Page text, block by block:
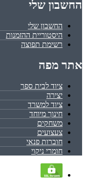
החשבון שלי
החשבון שלי
היסטוריית ההזמנות
רשימת תפוצה
אתר מפה
ציוד לבית ספר
יצירה
ציוד למשרד
חינוך מיוחד
משחקים
צעצועים
חוברות פנאי
חומרי ניקוי